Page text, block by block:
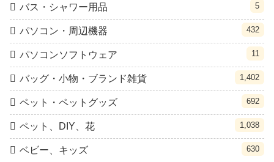
バス・シャワー用品 5
パソコン・周辺機器 432
パソコンソフトウェア 11
バッグ・小物・ブランド雑貨 1,402
ペット・ペットグッズ 692
ペット、DIY、花 1,038
ベビー、キッズ 630